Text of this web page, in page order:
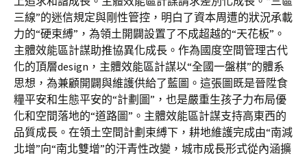
三線”的迷信規定與剛性管控，明白了資本周遭的狀況承載
力的“硬束縛”，為領土開闢設置了不成超越的“天花板”。
主體效能區計謀助推協異化成長。作為國度空間管理古代
化的頂層design，主體效能區計謀以“全國一盤棋”的體系
思想，為兼顧開闢與維護供給了藍圖。這張圖既是晉陞食
糧平安和生態平安的“計劃圖”，也是嚴重生孩子力布局優
化和空間落地的“道路圖”。主體效能區計謀支持高東西的
品質成長。在領土空間計劃束縛下，耕地維護完成由“南減
北增”向“南北雙增”的汗青性改變，城市成長形式從內涵擴